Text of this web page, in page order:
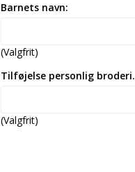
Barnets navn:
(Valgfrit)
Tilføjelse personlig broderi.
(Valgfrit)